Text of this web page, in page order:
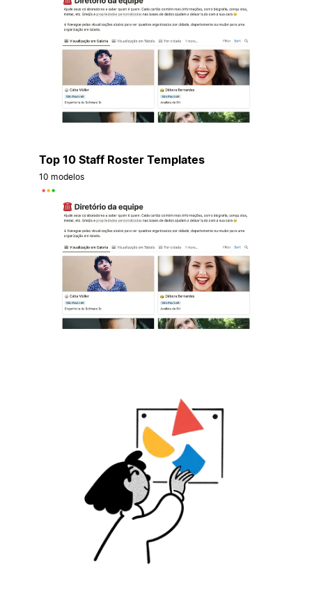
Top 10 Staff Roster Templates
10 modelos